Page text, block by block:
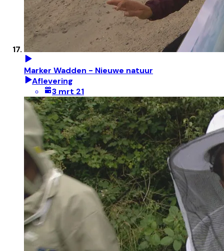
Marker Wadden - Nieuwe natuur
Aflevering
3 mrt 21